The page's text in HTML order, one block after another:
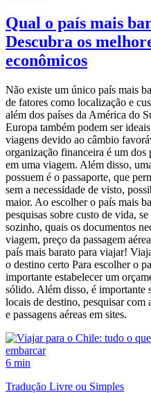
Qual o país mais
Descubra os
econômicos
Não existe um único país mais
de fatores como localização e
além dos países da América do
Europa também podem ser
viagens devido ao câmbio
organização financeira é um
em uma viagem. Além disso,
possuem é o passaporte, que
sem a necessidade de visto,
maior. Ao escolher o país mais
pesquisas sobre custo de vida,
sozinho, quais os documentos
viagem, preço da passagem
país mais barato para viajar!
o destino certo Para escolher o
importante estabelecer um
sólido. Além disso, é importante
locais de destino, pesquisar com
e passagens aéreas em sites.
6 min
Tradução Livre ou Simples